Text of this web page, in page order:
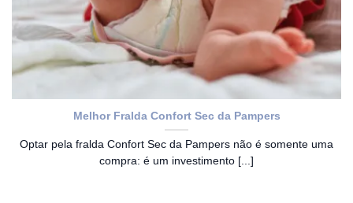
Melhor Fralda Confort Sec da Pampers
Optar pela fralda Confort Sec da Pampers não é somente uma
compra: é um investimento [...]